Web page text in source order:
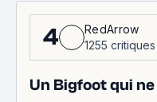
4
RedArrow
1255 critiques
Un Bigfoot qui